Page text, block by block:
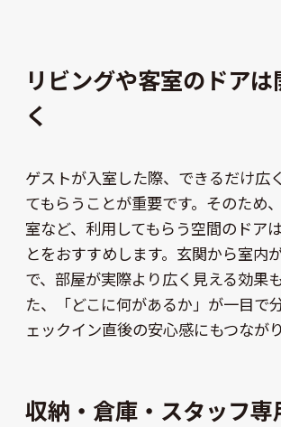
リビングや客室のドアは
く
ゲストが入室した際、できるだけ広
てもらうことが重要です。そのため
室など、利用してもらう空間のドア
とをおすすめします。玄関から室内
で、部屋が実際より広く見える効果
た、「どこに何があるか」が一目で
ェックイン直後の安心感にもつながり
収納・倉庫・スタッフ専